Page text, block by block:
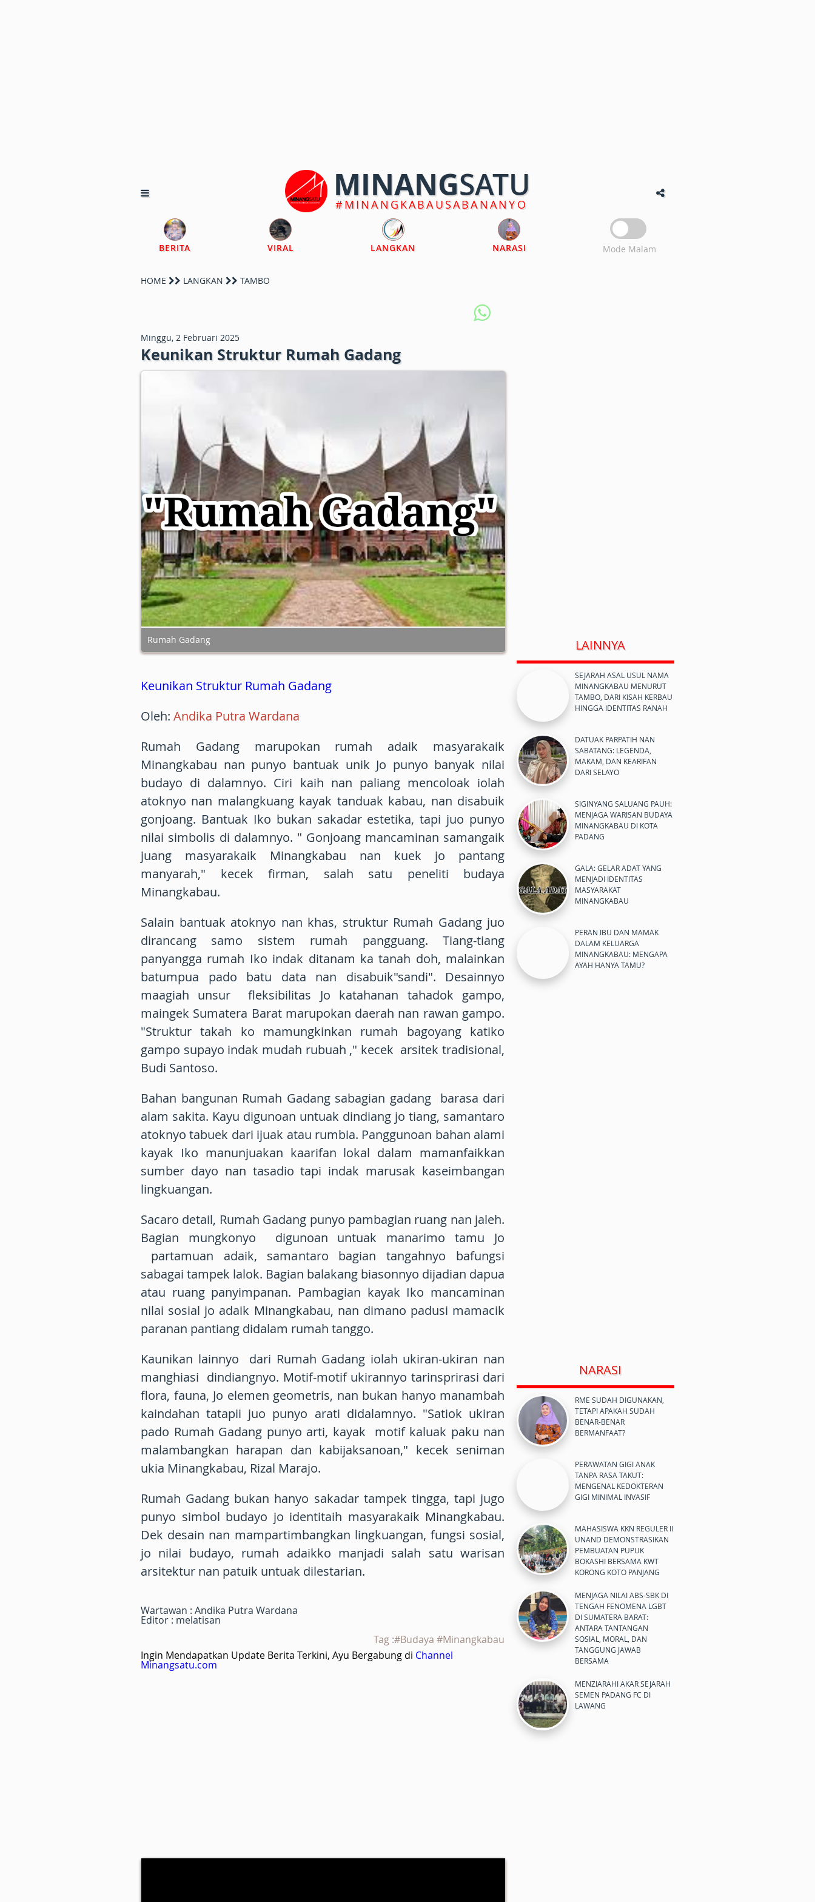
MINANGSATU
#MINANGKABAUSABANANYO
BERITA VIRAL LANGKAN NARASI Mode Malam
HOME LANGKAN TAMBO
Minggu, 2 Februari 2025
Keunikan Struktur Rumah Gadang
Rumah Gadang
Keunikan Struktur Rumah Gadang
Oleh: Andika Putra Wardana
Rumah Gadang marupokan rumah adaik masyarakaik
Minangkabau nan punyo bantuak unik Jo punyo banyak nilai
budayo di dalamnyo. Ciri kaih nan paliang mencoloak iolah
atoknyo nan malangkuang kayak tanduak kabau, nan disabuik
gonjoang. Bantuak Iko bukan sakadar estetika, tapi juo punyo
nilai simbolis di dalamnyo. " Gonjoang mancaminan samangaik
juang masyarakaik Minangkabau nan kuek jo pantang
manyarah," kecek firman, salah satu peneliti budaya
Minangkabau.
Salain bantuak atoknyo nan khas, struktur Rumah Gadang juo
dirancang samo sistem rumah pangguang. Tiang-tiang
panyangga rumah Iko indak ditanam ka tanah doh, malainkan
batumpua pado batu data nan disabuik"sandi". Desainnyo
maagiah unsur fleksibilitas Jo katahanan tahadok gampo,
maingek Sumatera Barat marupokan daerah nan rawan gampo.
"Struktur takah ko mamungkinkan rumah bagoyang katiko
gampo supayo indak mudah rubuah ," kecek arsitek tradisional,
Budi Santoso.
Bahan bangunan Rumah Gadang sabagian gadang barasa dari
alam sakita. Kayu digunoan untuak dindiang jo tiang, samantaro
atoknyo tabuek dari ijuak atau rumbia. Panggunoan bahan alami
kayak Iko manunjuakan kaarifan lokal dalam mamanfaikkan
sumber dayo nan tasadio tapi indak marusak kaseimbangan
lingkuangan.
Sacaro detail, Rumah Gadang punyo pambagian ruang nan jaleh.
Bagian mungkonyo digunoan untuak manarimo tamu Jo
partamuan adaik, samantaro bagian tangahnyo bafungsi
sabagai tampek lalok. Bagian balakang biasonnyo dijadian dapua
atau ruang panyimpanan. Pambagian kayak Iko mancaminan
nilai sosial jo adaik Minangkabau, nan dimano padusi mamacik
paranan pantiang didalam rumah tanggo.
Kaunikan lainnyo dari Rumah Gadang iolah ukiran-ukiran nan
manghiasi dindiangnyo. Motif-motif ukirannyo tarinsprirasi dari
flora, fauna, Jo elemen geometris, nan bukan hanyo manambah
kaindahan tatapii juo punyo arati didalamnyo. "Satiok ukiran
pado Rumah Gadang punyo arti, kayak motif kaluak paku nan
malambangkan harapan dan kabijaksanoan," kecek seniman
ukia Minangkabau, Rizal Marajo.
Rumah Gadang bukan hanyo sakadar tampek tingga, tapi jugo
punyo simbol budayo jo identitaih masyarakaik Minangkabau.
Dek desain nan mampartimbangkan lingkuangan, fungsi sosial,
jo nilai budayo, rumah adaikko manjadi salah satu warisan
arsitektur nan patuik untuak dilestarian.
Wartawan : Andika Putra Wardana
Editor : melatisan
Tag :#Budaya #Minangkabau
Ingin Mendapatkan Update Berita Terkini, Ayu Bergabung di Channel
Minangsatu.com
LAINNYA
SEJARAH ASAL USUL NAMA
MINANGKABAU MENURUT
TAMBO, DARI KISAH KERBAU
HINGGA IDENTITAS RANAH
DATUAK PARPATIH NAN
SABATANG: LEGENDA,
MAKAM, DAN KEARIFAN
DARI SELAYO
SIGINYANG SALUANG PAUH:
MENJAGA WARISAN BUDAYA
MINANGKABAU DI KOTA
PADANG
GALA: GELAR ADAT YANG
MENJADI IDENTITAS
MASYARAKAT
MINANGKABAU
PERAN IBU DAN MAMAK
DALAM KELUARGA
MINANGKABAU: MENGAPA
AYAH HANYA TAMU?
NARASI
RME SUDAH DIGUNAKAN,
TETAPI APAKAH SUDAH
BENAR-BENAR
BERMANFAAT?
PERAWATAN GIGI ANAK
TANPA RASA TAKUT:
MENGENAL KEDOKTERAN
GIGI MINIMAL INVASIF
MAHASISWA KKN REGULER II
UNAND DEMONSTRASIKAN
PEMBUATAN PUPUK
BOKASHI BERSAMA KWT
KORONG KOTO PANJANG
MENJAGA NILAI ABS-SBK DI
TENGAH FENOMENA LGBT
DI SUMATERA BARAT:
ANTARA TANTANGAN
SOSIAL, MORAL, DAN
TANGGUNG JAWAB
BERSAMA
MENZIARAHI AKAR SEJARAH
SEMEN PADANG FC DI
LAWANG